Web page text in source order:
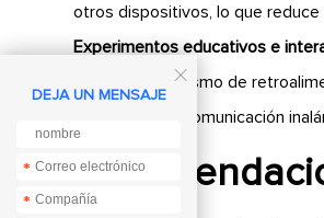
otros dispositivos, lo que
Experimentos educativos e
intuitivo mecanismo de
conceptos de comunicación

DEJA UN MENSAJE
*
*
*
*